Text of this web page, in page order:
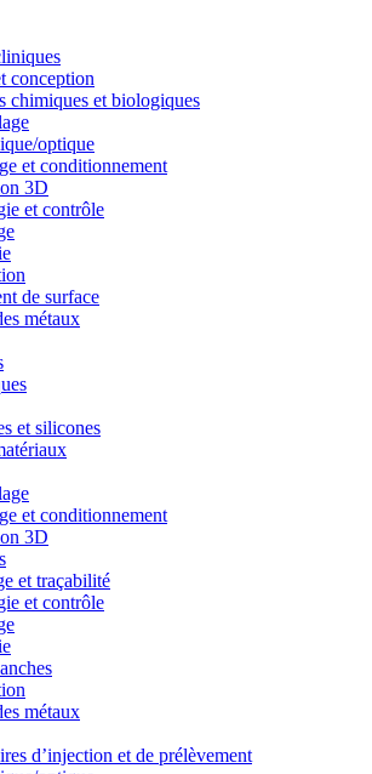
conception
chimiques et biologiques
optique
et conditionnement
3D
et contrôle
de surface
métaux
et silicones
et conditionnement
3D
et traçabilité
et contrôle
métaux
d’injection et de prélèvement